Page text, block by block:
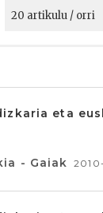
eta
- Gaiak